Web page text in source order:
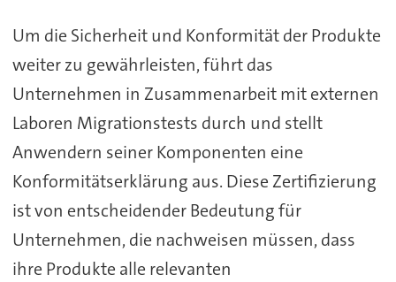
Um die Sicherheit und Konformität der Produkte
weiter zu gewährleisten, führt das
Unternehmen in Zusammenarbeit mit externen
Laboren Migrationstests durch und stellt
Anwendern seiner Komponenten eine
Konformitätserklärung aus. Diese Zertifizierung
ist von entscheidender Bedeutung für
Unternehmen, die nachweisen müssen, dass
ihre Produkte alle relevanten